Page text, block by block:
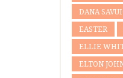
DANA
EASTER
ELLIE
ELTON